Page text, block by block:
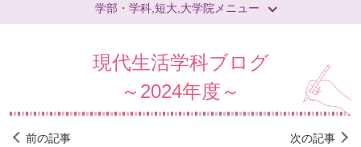
学部・学科,短大,大学院メニュー
現代生活学科ブログ
～2024年度～
前の記事 次の記事